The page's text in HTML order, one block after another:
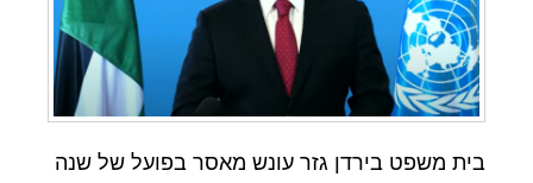
בית משפט בירדן גזר עונש מאסר בפועל של שנה